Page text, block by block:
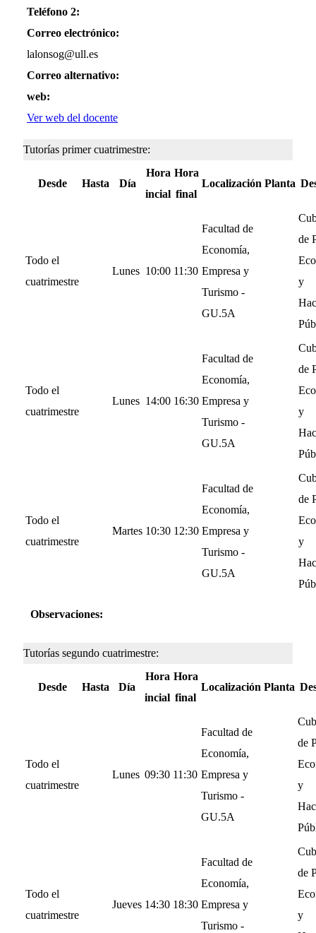
Teléfono 2:
Correo electrónico:
lalonsog@ull.es
Correo alternativo:
web:
Ver web del docente
Tutorías primer cuatrimestre:
Desde Hasta Día
Hora
incial
Hora
final
Localización Planta
Todo el
cuatrimestre
Lunes 10:00 11:30
Facultad de
Economía,
Empresa y
Turismo -
GU.5A
de
y
Todo el
cuatrimestre
Lunes 14:00 16:30
Facultad de
Economía,
Empresa y
Turismo -
GU.5A
de
y
Todo el
cuatrimestre
Martes 10:30 12:30
Facultad de
Economía,
Empresa y
Turismo -
GU.5A
de
y
Observaciones:
Tutorías segundo cuatrimestre:
Desde Hasta Día
Hora
incial
Hora
final
Localización Planta
Todo el
cuatrimestre
Lunes 09:30 11:30
Facultad de
Economía,
Empresa y
Turismo -
GU.5A
de
y
Todo el
cuatrimestre
Jueves 14:30 18:30
Facultad de
Economía,
Empresa y
Turismo -
de
y